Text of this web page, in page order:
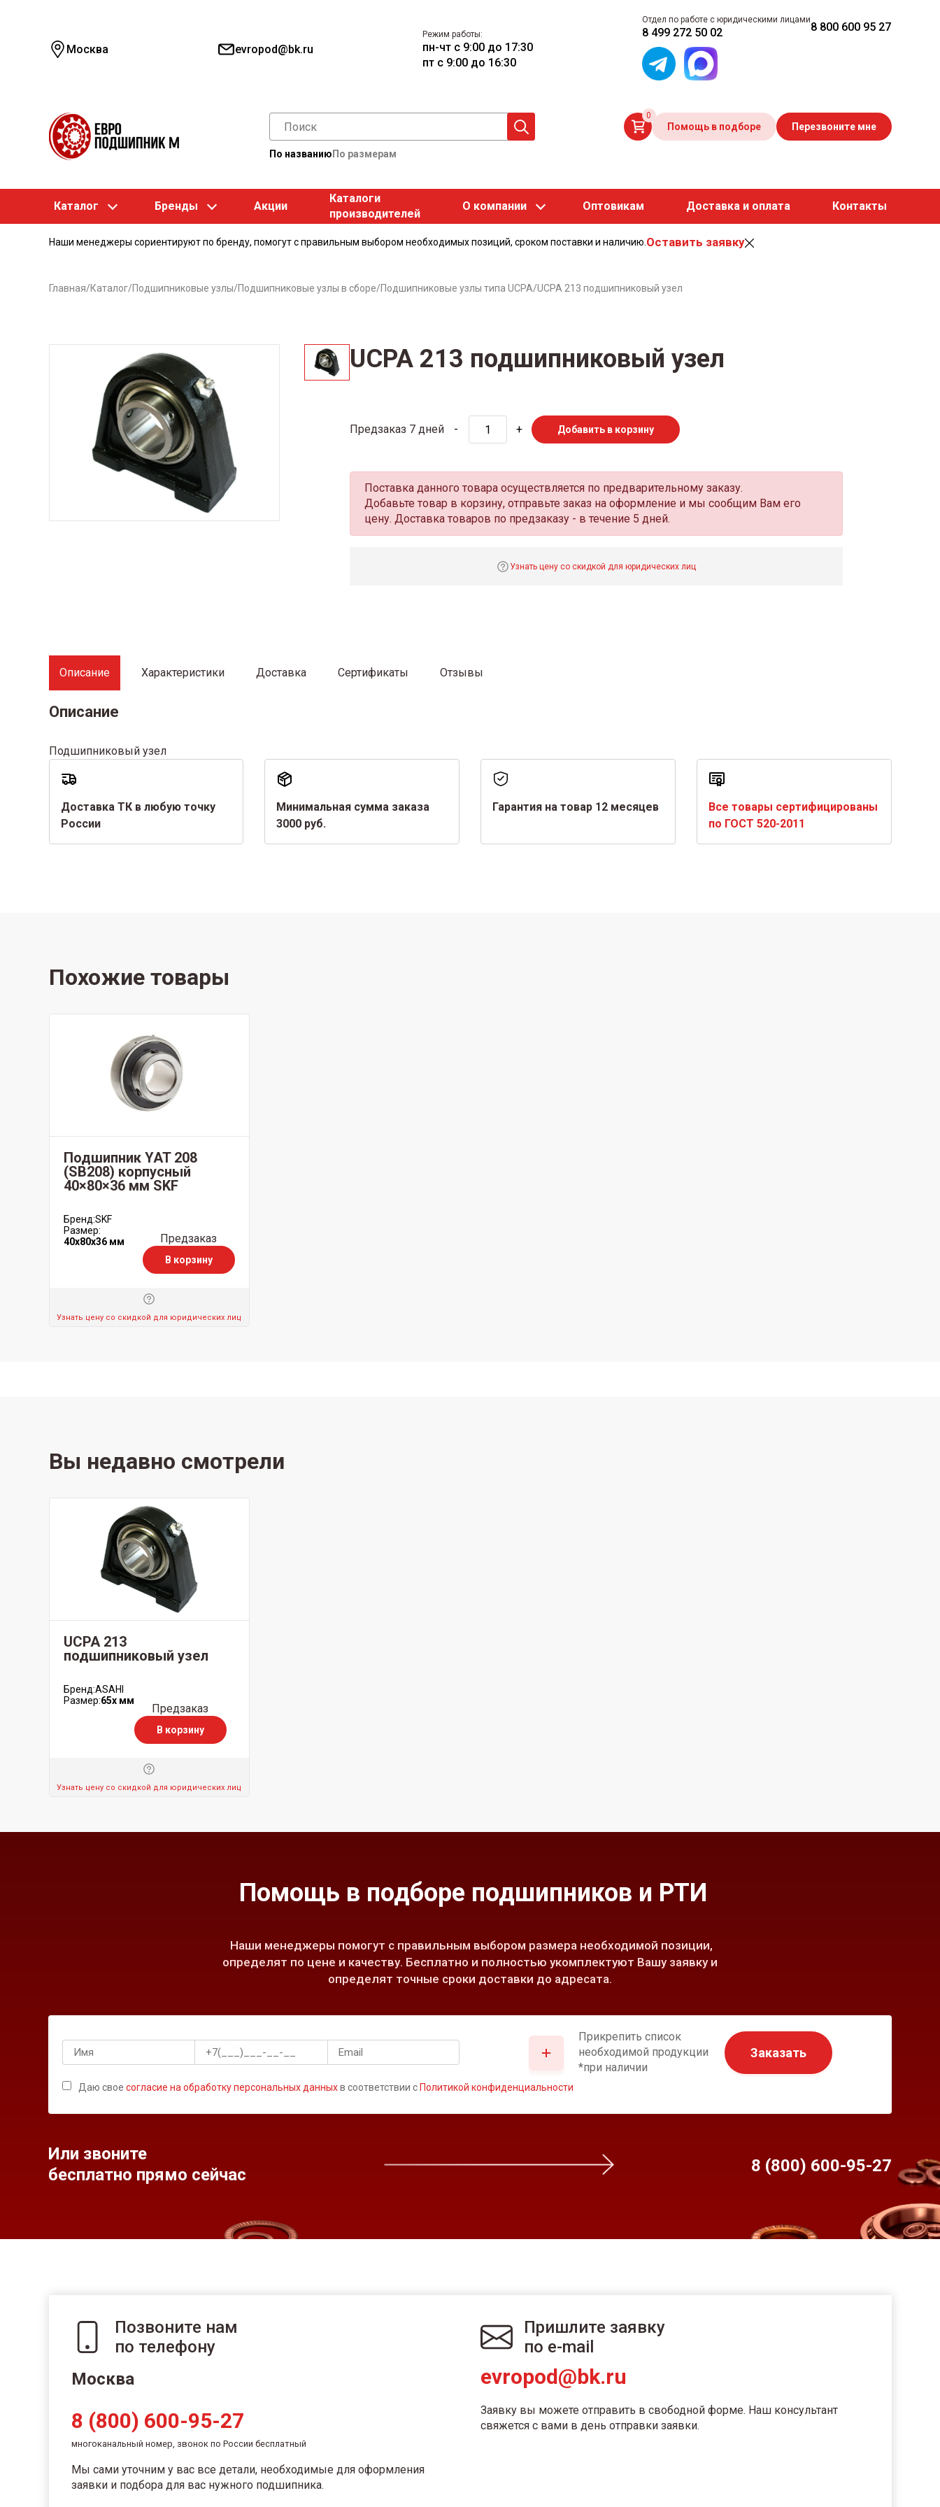
Москва evropod@bk.ru
Режим работы:
пн-чт с 9:00 до 17:30
пт с 9:00 до 16:30
Отдел по работе с юридическими лицами
8 499 272 50 02 8 800 600 95 27
По названию По размерам
0
Помощь в подборе Перезвоните мне
Каталог Бренды Акции
Каталоги
производителей
О компании Оптовикам Доставка и оплата Контакты
Наши менеджеры сориентируют по бренду, помогут с правильным выбором необходимых позиций, сроком поставки и наличию. Оставить заявку
Главная/Каталог/Подшипниковые узлы/Подшипниковые узлы в сборе/Подшипниковые узлы типа UCPA/UCPA 213 подшипниковый узел
UCPA 213 подшипниковый узел
Предзаказ 7 дней - + Добавить в корзину
Поставка данного товара осуществляется по предварительному заказу.
Добавьте товар в корзину, отправьте заказ на оформление и мы сообщим Вам его
цену. Доставка товаров по предзаказу - в течение 5 дней.
Узнать цену со скидкой для юридических лиц
Описание Характеристики Доставка Сертификаты Отзывы
Описание
Подшипниковый узел
Доставка ТК в любую точку
России
Минимальная сумма заказа
3000 руб.
Гарантия на товар 12 месяцев
Все товары сертифицированы
по ГОСТ 520-2011
Похожие товары
Подшипник YAT 208
(SB208) корпусный
40×80×36 мм SKF
Бренд:SKF
Размер:
40x80x36 мм
Предзаказ
В корзину
Узнать цену со скидкой для юридических лиц
Вы недавно смотрели
UCPA 213
подшипниковый узел
Бренд:ASAHI
Размер:65x мм
Предзаказ
В корзину
Узнать цену со скидкой для юридических лиц
Помощь в подборе подшипников и РТИ
Наши менеджеры помогут с правильным выбором размера необходимой позиции,
определят по цене и качеству. Бесплатно и полностью укомплектуют Вашу заявку и
определят точные сроки доставки до адресата.
Прикрепить список
необходимой продукции
*при наличии
Заказать
Даю свое согласие на обработку персональных данныхв соответствии с Политикой конфиденциальности
Или звоните
бесплатно прямо сейчас
8 (800) 600-95-27
Позвоните нам
по телефону
Москва
8 (800) 600-95-27
многоканальный номер, звонок по России бесплатный
Мы сами уточним у вас все детали, необходимые для оформления
заявки и подбора для вас нужного подшипника.
Пришлите заявку
по e-mail
evropod@bk.ru
Заявку вы можете отправить в свободной форме. Наш консультант
свяжется с вами в день отправки заявки.